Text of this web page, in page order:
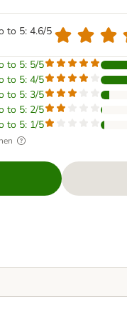
to 5: 4.6/5
to 5: 5/5
to 5: 4/5
to 5: 3/5
to 5: 2/5
to 5: 1/5